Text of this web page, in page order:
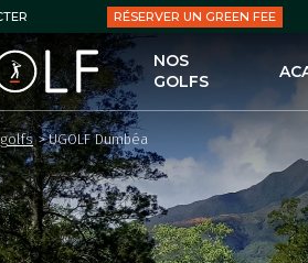
RÉSERVER UN GREEN FEE
NOS
GOLFS
LE
> UGOLF Dumbéa